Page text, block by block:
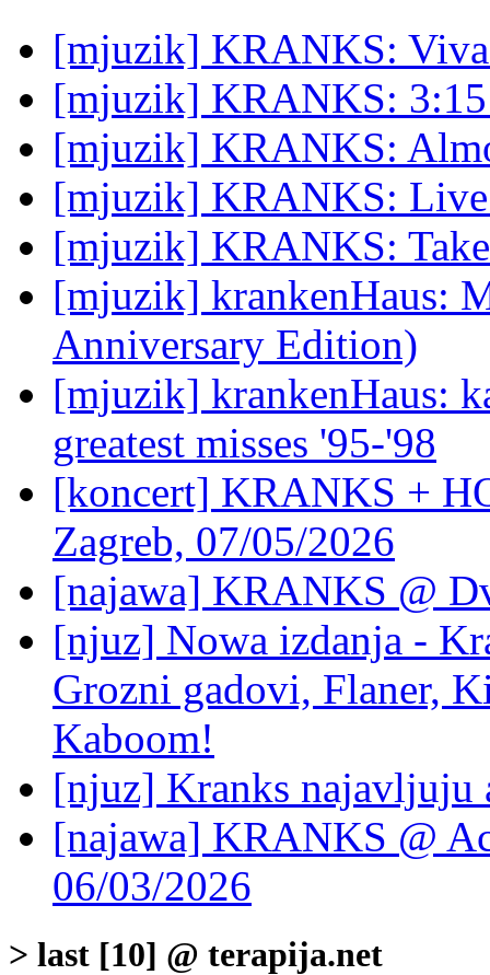
[mjuzik] KRANKS:
[mjuzik] KRANKS:
[mjuzik] KRANKS:
[mjuzik] KRANKS:
[mjuzik] KRANKS:
[mjuzik] krankenHaus:
Anniversary Edition)
[mjuzik] krankenHaus:
greatest misses '95-'98
[koncert] KRANKS +
Zagreb, 07/05/2026
[najawa] KRANKS @
[njuz] Nowa izdanja -
Grozni gadovi, Flaner,
Kaboom!
[njuz] Kranks najavljuju
[najawa] KRANKS @
06/03/2026
> last [10] @ terapija.net